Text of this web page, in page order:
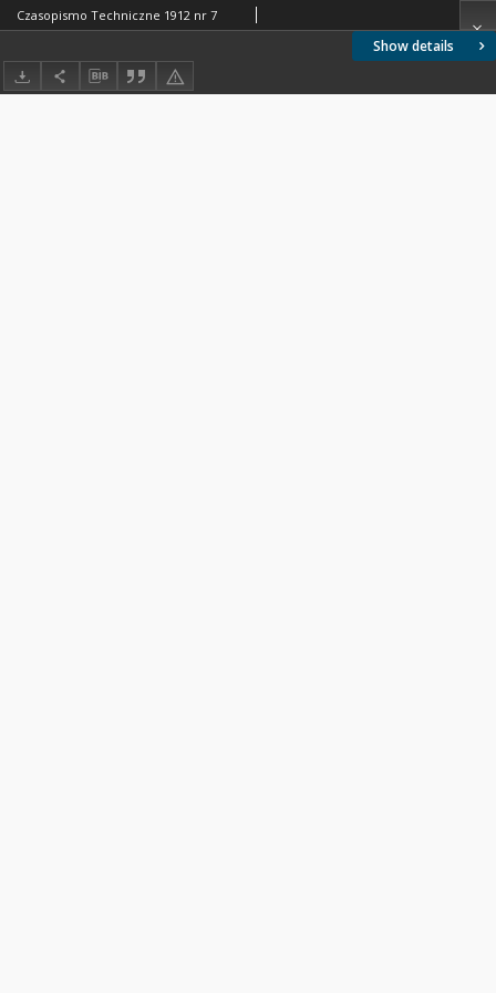
Show details
Czasopismo Techniczne 1912 nr 7